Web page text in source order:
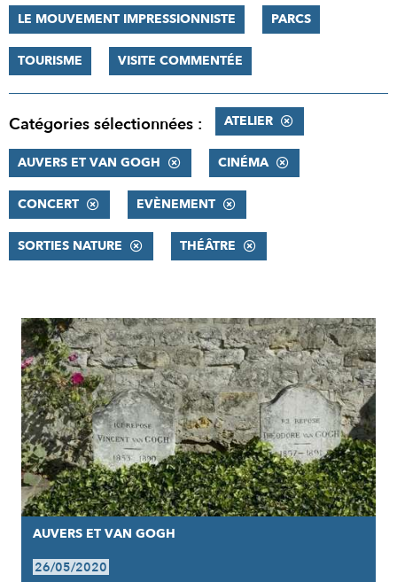
LE MOUVEMENT IMPRESSIONNISTE PARCS
TOURISME VISITE COMMENTÉE
Catégories sélectionnées : ATELIER
AUVERS ET VAN GOGH CINÉMA
CONCERT EVÈNEMENT
SORTIES NATURE THÉÂTRE
RÉSULTATS
AUVERS ET VAN GOGH
26/05/2020